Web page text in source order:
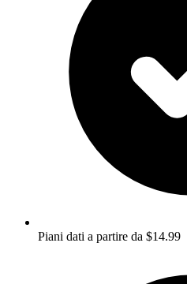
Piani dati a partire da $14.99